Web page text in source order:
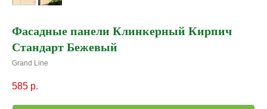
Фасадные панели Клинкерный Кирпич
Стандарт Бежевый
Grand Line
585 р.